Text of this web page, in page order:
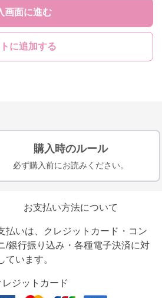
画面に進む
に追加する
購入時のルール
必ず購入前にお読みください。
お支払い方法について
払いは、クレジットカード・コン
/銀行振り込み・各種電子決済に対
ています。
レジットカード